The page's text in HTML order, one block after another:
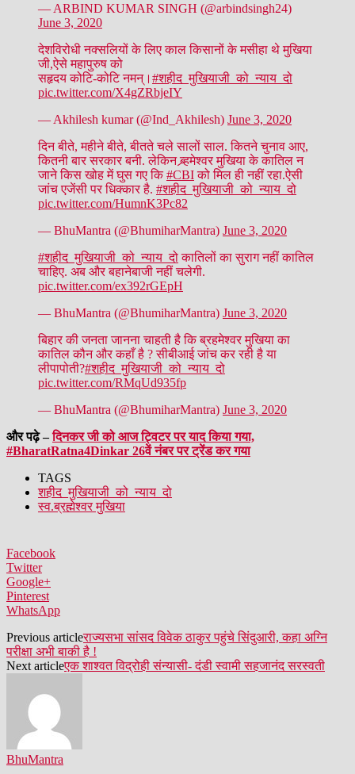
— ARBIND KUMAR SINGH (@arbindsingh24)
June 3, 2020
देशविरोधी नक्सलियों के लिए काल किसानों के मसीहा थे मुखिया
जी,ऐसे महापुरुष को
सहृदय कोटि-कोटि नमन्। #शहीद_मुखियाजी_को_न्याय_दो
pic.twitter.com/X4gZRbjeIY
— Akhilesh kumar (@Ind_Akhilesh) June 3, 2020
दिन बीते, महीने बीते, बीतते चले सालों साल. कितने चुनाव आए,
कितनी बार सरकार बनी. लेकिन ब्र्हमेश्वर मुखिया के कातिल न
जाने किस खोह में घुस गए कि#CBIको मिल ही नहीं रहा.ऐसी
जांच एजेंसी पर धिक्कार है. #शहीद_मुखियाजी_को_न्याय_दो
pic.twitter.com/HumnK3Pc82
— BhuMantra (@BhumiharMantra) June 3, 2020
#शहीद_मुखियाजी_को_न्याय_दोकातिलों का सुराग नहीं कातिल
चाहिए. अब और बहानेबाजी नहीं चलेगी.
pic.twitter.com/ex392rGEpH
— BhuMantra (@BhumiharMantra) June 3, 2020
बिहार की जनता जानना चाहती है कि ब्रहमेश्वर मुखिया का
कातिल कौन और कहाँ है ? सीबीआई जांच कर रही है या
लीपापोती?#शहीद_मुखियाजी_को_न्याय_दो
pic.twitter.com/RMqUd935fp
— BhuMantra (@BhumiharMantra) June 3, 2020
और पढ़े –दिनकर जी को आज ट्विटर पर याद किया गया,
#BharatRatna4Dinkar 26वें नंबर पर ट्रेंड कर गया
TAGS
शहीद_मुखियाजी_को_न्याय_दो
स्व.ब्रह्मेश्वर मुखिया
Facebook
Twitter
Google+
Pinterest
WhatsApp
Previous articleराज्यसभा सांसद विवेक ठाकुर पहुंचे सिंदुआरी, कहा अग्नि
परीक्षा अभी बाकी है !
Next articleएक शाश्वत विद्रोही संन्यासी- दंडी स्वामी सहजानंद सरस्वती
BhuMantra